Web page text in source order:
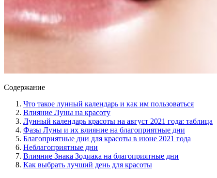
Содержание
Что такое лунный календарь и как им пользоваться
Влияние Луны на красоту
Лунный календарь красоты на август 2021 года: таблица
Фазы Луны и их влияние на благоприятные дни
Благоприятные дни для красоты в июне 2021 года
Неблагоприятные дни
Влияние Знака Зодиака на благоприятные дни
Как выбрать лучший день для красоты